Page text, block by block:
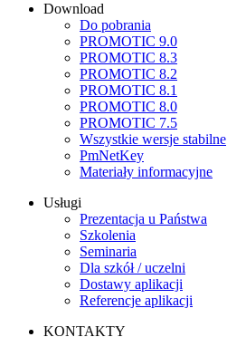
Download
Do pobrania
PROMOTIC 9.0
PROMOTIC 8.3
PROMOTIC 8.2
PROMOTIC 8.1
PROMOTIC 8.0
PROMOTIC 7.5
Wszystkie wersje stabilne
PmNetKey
Materiały informacyjne
Usługi
Prezentacja u Państwa
Szkolenia
Seminaria
Dla szkół / uczelni
Dostawy aplikacji
Referencje aplikacji
KONTAKTY